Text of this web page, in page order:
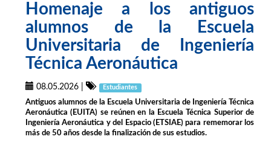
Homenaje a los antiguos
alumnos de la Escuela
Universitaria de Ingeniería
Técnica Aeronáutica
08.05.2026 Estudiantes
Antiguos alumnos de la Escuela Universitaria de Ingeniería Técnica
Aeronáutica (EUITA) se reúnen en la Escuela Técnica Superior de
Ingeniería Aeronáutica y del Espacio (ETSIAE) para rememorar los
más de 50 años desde la finalización de sus estudios.